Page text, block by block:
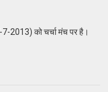
2013) को चर्चा मंच पर है।